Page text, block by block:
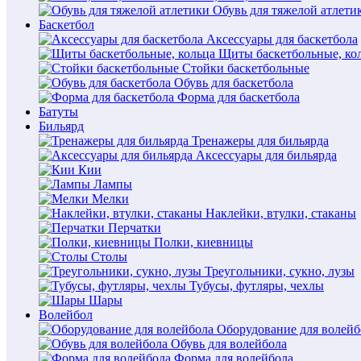
Обувь для тяжелой
Баскетбол
Аксессуары для баскетбола
Щиты баскетбольные,
Стойки баскетбольные
Обувь для баскетбола
Форма для баскетбола
Батуты
Бильярд
Тренажеры для бильярда
Аксессуары для бильярда
Кии
Лампы
Мелки
Наклейки, втулки, стаканы
Перчатки
Полки, киевницы
Столы
Треугольники, сукно, лузы
Тубусы, футляры, чехлы
Шары
Волейбол
Оборудование для
Обувь для волейбола
Форма для волейбола